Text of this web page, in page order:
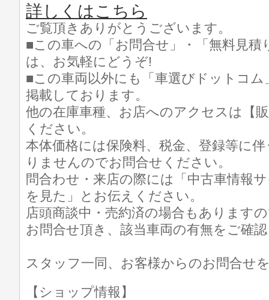
詳しくはこちら
ご覧頂きありがとうございます。
■この車への「お問合せ」・「無料見積
は、お気軽にどうぞ!
■この車両以外にも「車選びドットコ
掲載しております。
他の在庫車種、お店へのアクセスは【
ください。
本体価格には保険料、税金、登録等に
りませんのでお問合せください。
問合わせ・来店の際には「中古車情報
を見た」とお伝えください。
店頭商談中・売約済の場合もあります
お問合せ頂き、該当車両の有無をご確
スタッフ一同、お客様からのお問合せ
【ショップ情報】